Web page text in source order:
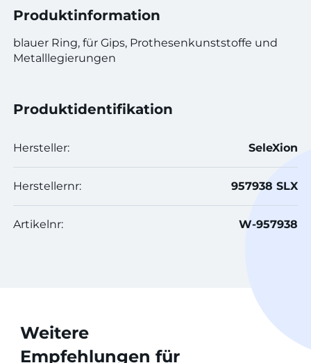
Produktinformation
blauer Ring, für Gips, Prothesenkunststoffe und
Metalllegierungen
Produktidentifikation
Hersteller: SeleXion
Herstellernr: 957938 SLX
Artikelnr: W-957938
Weitere
Empfehlungen für